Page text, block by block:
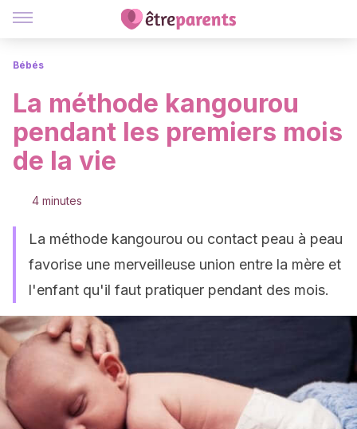
Bébés
La méthode kangourou
pendant les premiers mois
de la vie
4 minutes
La méthode kangourou ou contact peau à peau
favorise une merveilleuse union entre la mère et
l'enfant qu'il faut pratiquer pendant des mois.